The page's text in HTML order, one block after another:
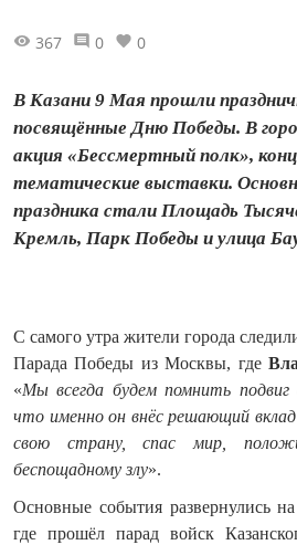
367 0 0
В Казани 9 Мая прошли
посвящённые Дню Победы. В
акция «Бессмертный полк»,
тематические выставки.
праздника стали Площадь
Кремль, Парк Победы и улица
С самого утра жители города
Парада Победы из Москвы, где
«Мы всегда будем помнить подвиг
что именно он внёс решающий вклад
свою страну, спас мир,
беспощадному злу».
Основные события развернулись
где прошёл парад войск